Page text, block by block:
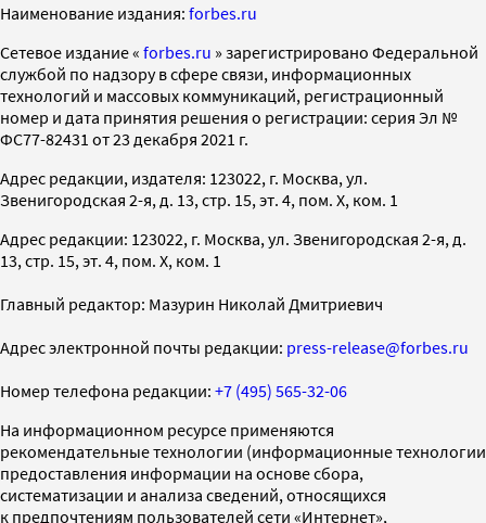
Наименование издания: forbes.ru
Cетевое издание « forbes.ru » зарегистрировано Федеральной
службой по надзору в сфере связи, информационных
технологий и массовых коммуникаций, регистрационный
номер и дата принятия решения о регистрации: серия Эл №
ФС77-82431 от 23 декабря 2021 г.
Адрес редакции, издателя: 123022, г. Москва, ул.
Звенигородская 2-я, д. 13, стр. 15, эт. 4, пом. X, ком. 1
Адрес редакции: 123022, г. Москва, ул. Звенигородская 2-я, д.
13, стр. 15, эт. 4, пом. X, ком. 1
Главный редактор: Мазурин Николай Дмитриевич
Адрес электронной почты редакции: press-release@forbes.ru
Номер телефона редакции: +7 (495) 565-32-06
На информационном ресурсе применяются
рекомендательные технологии (информационные технологии
предоставления информации на основе сбора,
систематизации и анализа сведений, относящихся
к предпочтениям пользователей сети «Интернет»,